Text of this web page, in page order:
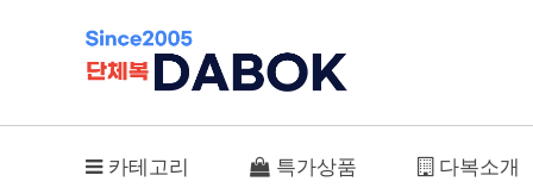
카테고리 특가상품 다복소개